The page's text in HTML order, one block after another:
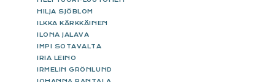
HILJA SJÖBLOM
ILKKA KÄRKKÄINEN
ILONA JALAVA
IMPI SOTAVALTA
IRIA LEINO
IRMELIN GRÖNLUND